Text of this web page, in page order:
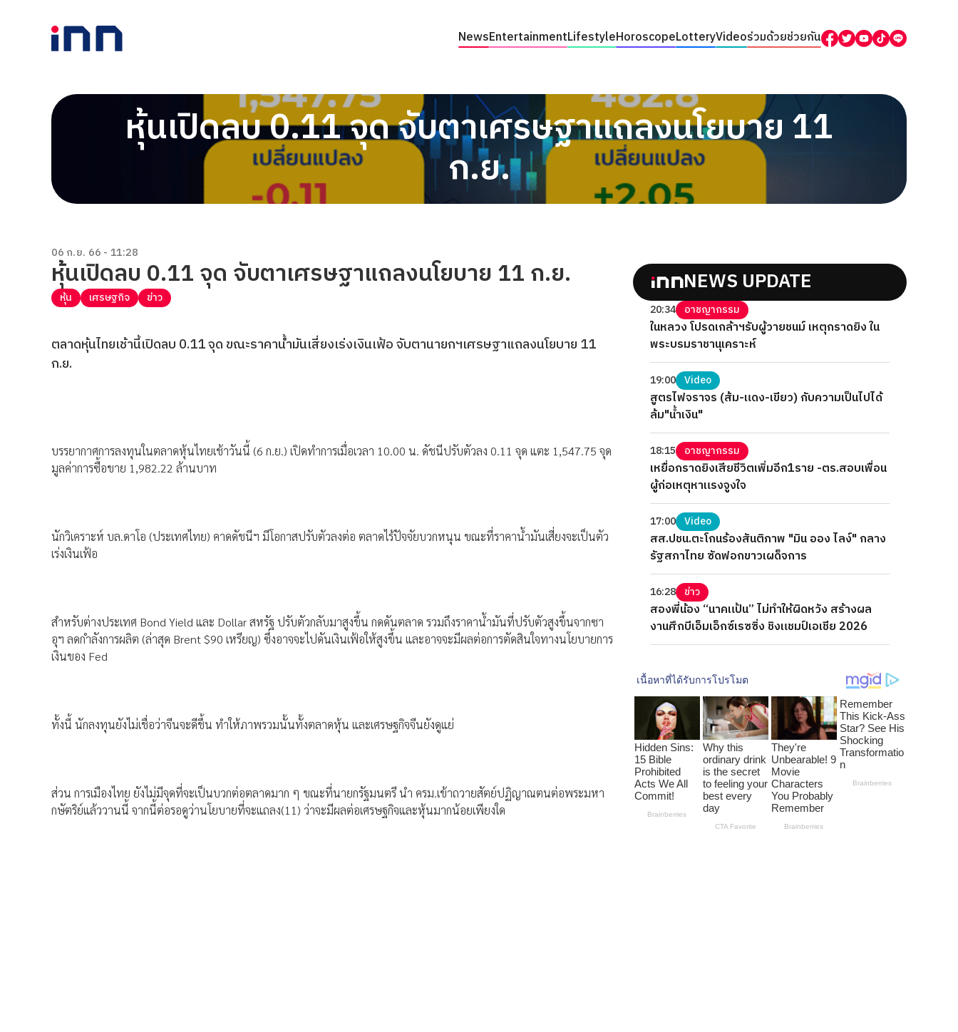
NewsEntertainmentLifestyleHoroscopeLotteryVideoร่วมด้วยช่วยกัน
หุ้นเปิดลบ 0.11 จุด จับตาเศรษฐาแถลงนโยบาย 11
ก.ย.
06 ก.ย. 66 - 11:28
หุ้นเปิดลบ 0.11 จุด จับตาเศรษฐาแถลงนโยบาย 11 ก.ย.
หุ้น เศรษฐกิจ ข่าว
ตลาดหุ้นไทยเช้านี้เปิดลบ 0.11 จุด ขณะราคาน้ำมันเสี่ยงเร่งเงินเฟ้อ จับตานายกฯเศรษฐาแถลงนโยบาย 11
ก.ย.
บรรยากาศการลงทุนในตลาดหุ้นไทยเช้าวันนี้ (6 ก.ย.) เปิดทำการเมื่อเวลา 10.00 น. ดัชนีปรับตัวลง 0.11 จุด แตะ 1,547.75 จุด
มูลค่าการซื้อขาย 1,982.22 ล้านบาท
นักวิเคราะห์ บล.ดาโอ (ประเทศไทย) คาดดัชนีฯ มีโอกาสปรับตัวลงต่อ ตลาดไร้ปัจจัยบวกหนุน ขณะที่ราคาน้ำมันเสี่ยงจะเป็นตัว
เร่งเงินเฟ้อ
สำหรับต่างประเทศ Bond Yield และ Dollar สหรัฐ ปรับตัวกลับมาสูงขึ้น กดดันตลาด รวมถึงราคาน้ำมันที่ปรับตัวสูงขึ้นจากซา
อุฯ ลดกำลังการผลิต (ล่าสุด Brent $90 เหรียญ) ซึ่งอาจจะไปดันเงินเฟ้อให้สูงขึ้น และอาจจะมีผลต่อการตัดสินใจทางนโยบายการ
เงินของ Fed
ทั้งนี้ นักลงทุนยังไม่เชื่อว่าจีนจะดีชึ้น ทำให้ภาพรวมนั้นทั้งตลาดหุ้น และเศรษฐกิจจีนยังดูแย่
ส่วน การเมืองไทย ยังไม่มีจุดที่จะเป็นบวกต่อตลาดมาก ๆ ขณะที่นายกรัฐมนตรี นำ ครม.เข้าถวายสัตย์ปฏิญาณตนต่อพระมหา
กษัตริย์แล้ววานนี้ จากนี้ต่อรอดูว่านโยบายที่จะแถลง(11) ว่าจะมีผลต่อเศรษฐกิจและหุ้นมากน้อยเพียงใด
NEWS UPDATE
20:34 อาชญากรรม
ในหลวง โปรดเกล้าฯรับผู้วายชนม์ เหตุกราดยิง ใน
พระบรมราชานุเคราะห์
19:00 Video
สูตรไฟจราจร (ส้ม-แดง-เขียว) กับความเป็นไปได้
ล้ม"น้ำเงิน"
18:15 อาชญากรรม
เหยื่อกราดยิงเสียชีวิตเพิ่มอีก1ราย -ตร.สอบเพื่อน
ผู้ก่อเหตุหาแรงจูงใจ
17:00 Video
สส.ปชน.ตะโกนร้องสันติภาพ "มิน ออง ไลง์" กลาง
รัฐสภาไทย ซัดฟอกขาวเผด็จการ
16:28 ข่าว
สองพี่น้อง “นาคแป้น” ไม่ทำให้ผิดหวัง สร้างผล
งานศึกบีเอ็มเอ็กซ์เรซซิ่ง ชิงแชมป์เอเชีย 2026